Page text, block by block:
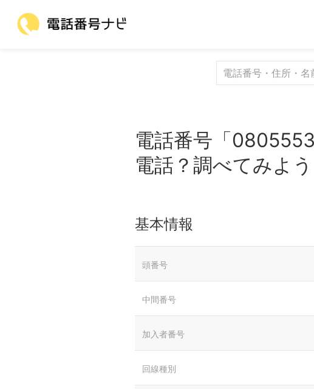
電話番号「
電話？調べてみよう
基本情報
頭番号
中間番号
加入者番号
回線種別